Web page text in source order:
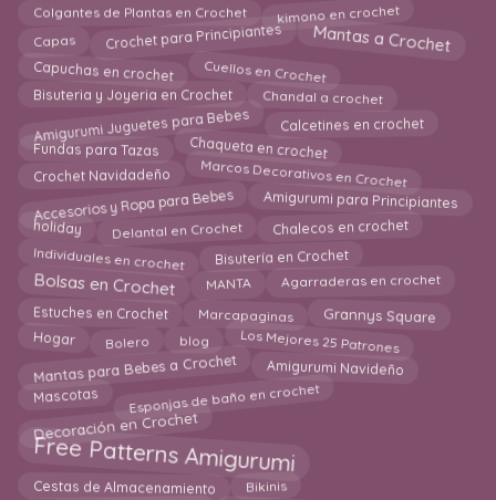
Colgantes de Plantas en Crochet kimono en crochet
Capas Crochet para Principiantes Mantas a Crochet
Capuchas en crochet Cuellos en Crochet
Bisuteria y Joyeria en Crochet Chandal a crochet
Amigurumi Juguetes para Bebes Calcetines en crochet
Fundas para Tazas Chaqueta en crochet
Crochet Navidadeño Marcos Decorativos en Crochet
Accesorios y Ropa para Bebes Amigurumi para Principiantes
holiday Delantal en Crochet Chalecos en crochet
Individuales en crochet Bisutería en Crochet
Bolsas en Crochet MANTA Agarraderas en crochet
Estuches en Crochet Marcapaginas Grannys Square
Hogar Bolero blog Los Mejores 25 Patrones
Mantas para Bebes a Crochet Amigurumi Navideño
Mascotas Esponjas de baño en crochet
Decoración en Crochet
Free Patterns Amigurumi
Cestas de Almacenamiento Bikinis